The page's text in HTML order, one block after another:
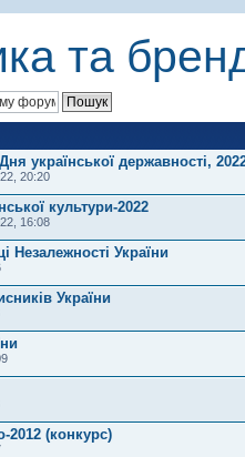
та
української державності,
20:20
культури-2022
16:08
Незалежності України
України
2012 (конкурс)